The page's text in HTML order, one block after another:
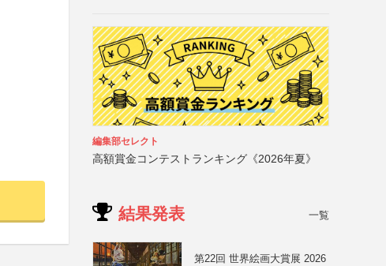
編集部セレクト
高額賞金コンテストランキング《2026年夏》
結果発表 一覧
第22回 世界絵画大賞展 2026